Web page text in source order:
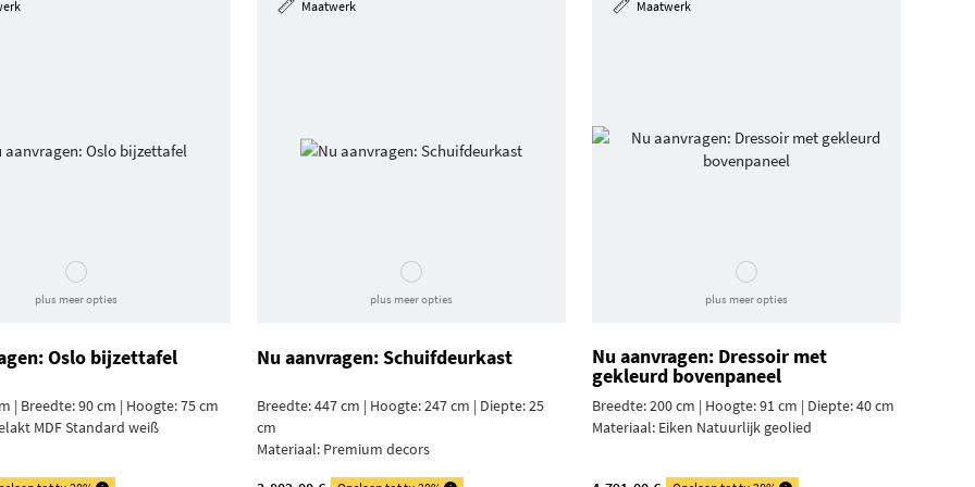
plus meer opties
Oslo bijzettafel
| Breedte: 90 cm | Hoogte: 75 cm
MDF Standard weiß
Maatwerk
plus meer opties
Nu aanvragen: Schuifdeurkast
Breedte: 447 cm | Hoogte: 247 cm | Diepte: 25
cm
Materiaal: Premium decors
Maatwerk
plus meer opties
Nu aanvragen: Dressoir met
gekleurd bovenpaneel
Breedte: 200 cm | Hoogte: 91 cm | Diepte: 40 cm
Materiaal: Eiken Natuurlijk geolied